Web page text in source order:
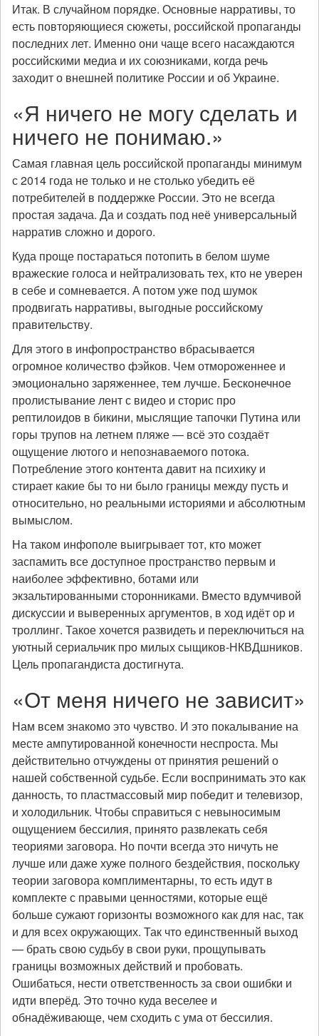
Итак. В случайном порядке. Основные нарративы, то
есть повторяющиеся сюжеты, российской пропаганды
последних лет. Именно они чаще всего насаждаются
российскими медиа и их союзниками, когда речь
заходит о внешней политике России и об Украине.
«Я ничего не могу сделать и
ничего не понимаю.»
Самая главная цель российской пропаганды минимум
с 2014 года не только и не столько убедить её
потребителей в поддержке России. Это не всегда
простая задача. Да и создать под неё универсальный
нарратив сложно и дорого.
Куда проще постараться потопить в белом шуме
вражеские голоса и нейтрализовать тех, кто не уверен
в себе и сомневается. А потом уже под шумок
продвигать нарративы, выгодные российскому
правительству.
Для этого в инфопространство вбрасывается
огромное количество фэйков. Чем отмороженнее и
эмоционально заряженнее, тем лучше. Бесконечное
пролистывание лент с видео и сторис про
рептилоидов в бикини, мыслящие тапочки Путина или
горы трупов на летнем пляже — всё это создаёт
ощущение лютого и непознаваемого потока.
Потребление этого контента давит на психику и
стирает какие бы то ни было границы между пусть и
относительно, но реальными историями и абсолютным
вымыслом.
На таком инфополе выигрывает тот, кто может
заспамить все доступное пространство первым и
наиболее эффективно, ботами или
экзальтированными сторонниками. Вместо вдумчивой
дискуссии и выверенных аргументов, в ход идёт ор и
троллинг. Такое хочется развидеть и переключиться на
уютный сериальчик про милых сыщиков-НКВДшников.
Цель пропагандиста достигнута.
«От меня ничего не зависит»
Нам всем знакомо это чувство. И это покалывание на
месте ампутированной конечности неспроста. Мы
действительно отчуждены от принятия решений о
нашей собственной судьбе. Если воспринимать это как
данность, то пластмассовый мир победит и телевизор,
и холодильник. Чтобы справиться с невыносимым
ощущением бессилия, принято развлекать себя
теориями заговора. Но почти всегда это ничуть не
лучше или даже хуже полного бездействия, поскольку
теории заговора комплиментарны, то есть идут в
комплекте с правыми ценностями, которые ещё
больше сужают горизонты возможного как для нас, так
и для всех окружающих. Так что единственный выход
— брать свою судьбу в свои руки, прощупывать
границы возможных действий и пробовать.
Ошибаться, нести ответственность за свои ошибки и
идти вперёд. Это точно куда веселее и
обнадёживающе, чем сходить с ума от бессилия.